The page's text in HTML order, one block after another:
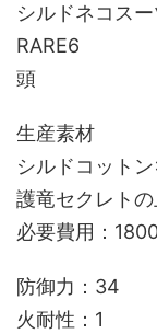
シルドネコス
RARE6
頭
生産素材
シルドコットン
護竜セクレト
必要費用：
防御力：34
火耐性：1